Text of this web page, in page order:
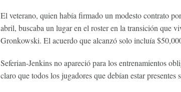
El veterano, quien había firmado un modesto contrato
abril, buscaba un lugar en el roster en la transición que
Gronkowski. El acuerdo que alcanzó solo incluía
Seferian-Jenkins no apareció para los entrenamientos
claro que todos los jugadores que debían estar presentes